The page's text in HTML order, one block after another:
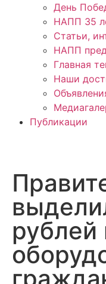
День
НАПП 35
Статьи,
НАПП
Главная
Наши
Публикации
рублей